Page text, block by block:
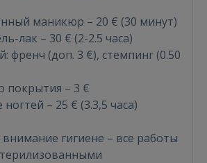
маникюр – 20 € (30 минут)
лак – 30 € (2-2.5 часа)
френч (доп. 3 €), стемпинг (0.50
покрытия – 3 €
– 25 € (3.3,5 часа)
гигиене – все работы